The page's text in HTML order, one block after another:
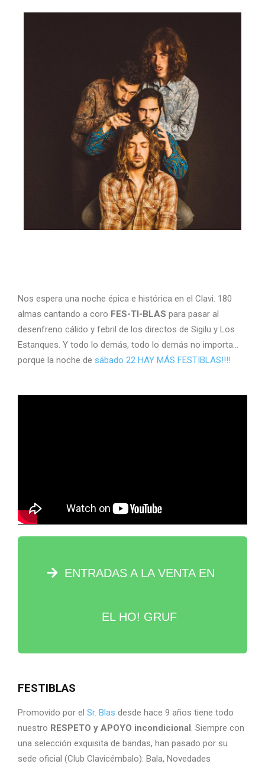
Nos espera una noche épica e histórica en el Clavi. 180
almas cantando a coro FES-TI-BLAS para pasar al
desenfreno cálido y febril de los directos de Sigilu y Los
Estanques. Y todo lo demás, todo lo demás no importa…
porque la noche de sábado 22 HAY MÁS FESTIBLAS!!!!
ENTRADAS A LA VENTA EN
EL HO! GRUF
FESTIBLAS
Promovido por el Sr. Blas desde hace 9 años tiene todo
nuestro RESPETO y APOYO incondicional . Siempre con
una selección exquisita de bandas, han pasado por su
sede oficial (Club Clavicémbalo): Bala, Novedades